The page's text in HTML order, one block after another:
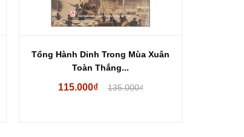
Tổng Hành Dinh Trong Mùa Xuân
Toàn Thắng...
115.000₫ 135.000₫